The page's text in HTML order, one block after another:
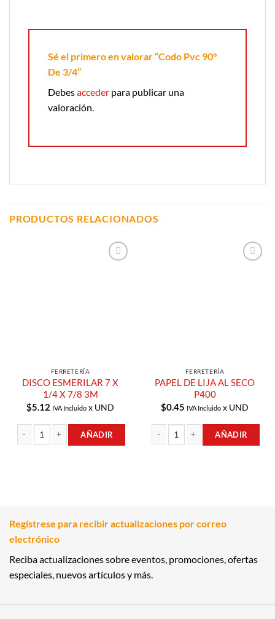
Sé el primero en valorar “Codo Pvc 90°
De 3/4”
Debesacceder para publicar una
valoración.
PRODUCTOS RELACIONADOS
FERRETERÍA
DISCO ESMERILAR 7 X
1/4 X 7/8 3M
$5.12 IVA Incluido x UND
AÑADIR
FERRETERÍA
PAPEL DE LIJA AL SECO
P400
$0.45 IVA Incluido x UND
AÑADIR
Regístrese para recibir actualizaciones por correo
electrónico
Reciba actualizaciones sobre eventos, promociones, ofertas
especiales, nuevos artículos y más.